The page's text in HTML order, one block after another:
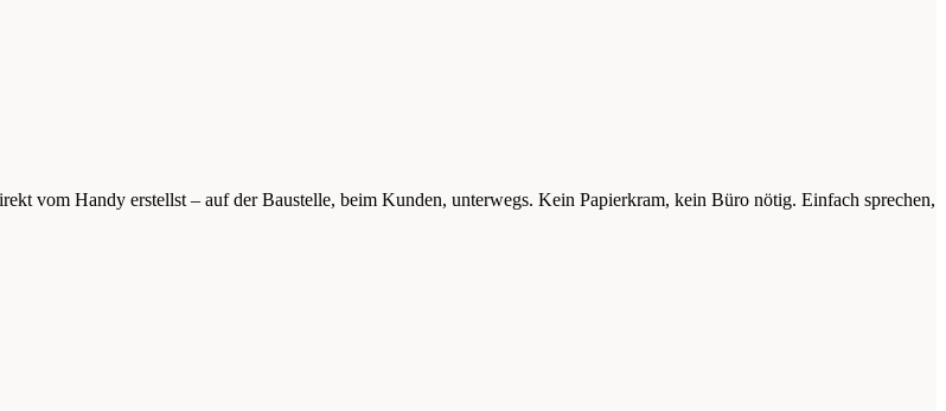
vom Handy erstellst – auf der Baustelle, beim Kunden, unterwegs. Kein Papierkram, kein Büro nötig. Einfach sprechen,